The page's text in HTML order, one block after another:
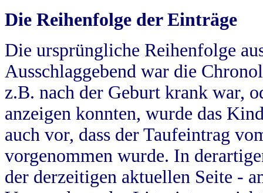
Die Reihenfolge der Einträge
Die ursprüngliche Reihenfolge
Ausschlaggebend war die
z.B. nach der Geburt krank war,
anzeigen konnten, wurde das
auch vor, dass der Taufeintrag
vorgenommen wurde. In
der derzeitigen aktuellen Seite -